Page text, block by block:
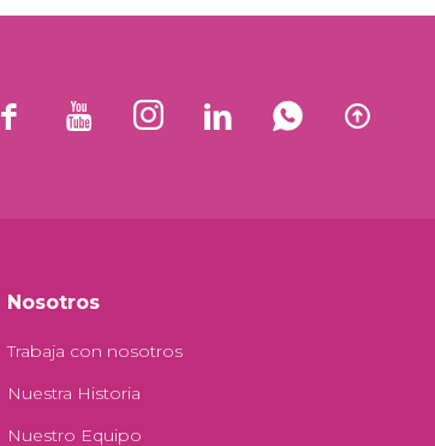
     
Nosotros
Trabaja con nosotros
Nuestra Historia
Nuestro Equipo